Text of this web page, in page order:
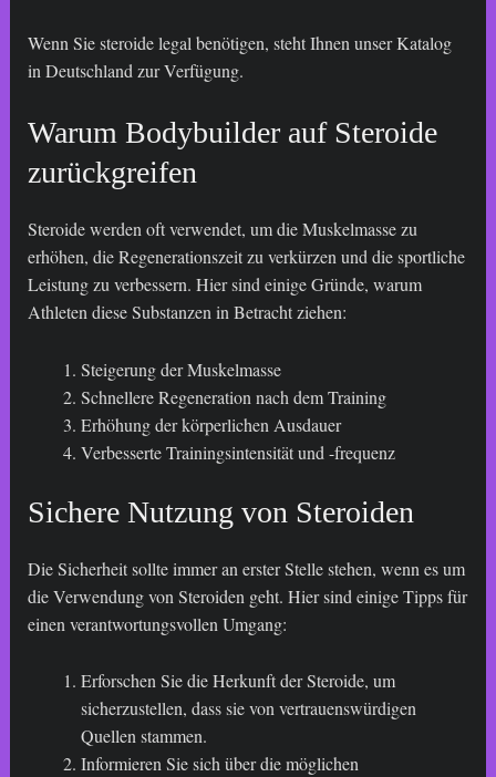
Wenn Siesteroide legalbenötigen, steht Ihnen unser Katalog
in Deutschland zur Verfügung.
Warum Bodybuilder auf Steroide
zurückgreifen
Steroide werden oft verwendet, um die Muskelmasse zu
erhöhen, die Regenerationszeit zu verkürzen und die sportliche
Leistung zu verbessern. Hier sind einige Gründe, warum
Athleten diese Substanzen in Betracht ziehen:
Steigerung der Muskelmasse
Schnellere Regeneration nach dem Training
Erhöhung der körperlichen Ausdauer
Verbesserte Trainingsintensität und -frequenz
Sichere Nutzung von Steroiden
Die Sicherheit sollte immer an erster Stelle stehen, wenn es um
die Verwendung von Steroiden geht. Hier sind einige Tipps für
einen verantwortungsvollen Umgang:
Erforschen Sie die Herkunft der Steroide, um
sicherzustellen, dass sie von vertrauenswürdigen
Quellen stammen.
Informieren Sie sich über die möglichen